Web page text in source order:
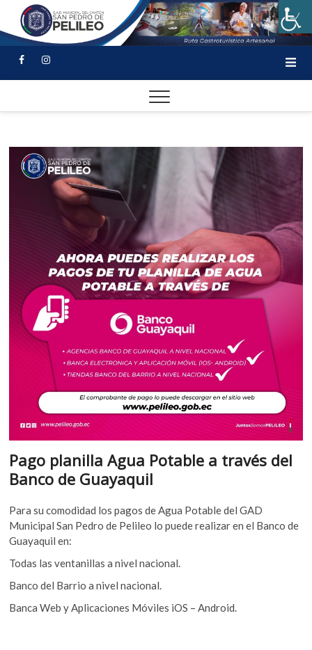
Pago planilla Agua Potable a través del
Banco de Guayaquil
Para su comodidad los pagos de Agua Potable del GAD
Municipal San Pedro de Pelileo lo puede realizar en el Banco de
Guayaquil en:
Todas las ventanillas a nivel nacional.
Banco del Barrio a nivel nacional.
Banca Web y Aplicaciones Móviles iOS – Android.